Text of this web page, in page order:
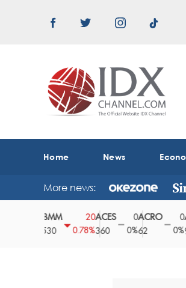
Home News
More news:
20
0.78%
ACES
360
0
0%
ACRO
0ACST